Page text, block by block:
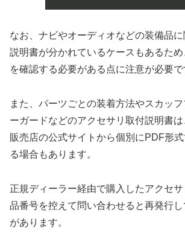
なお、ナビやオーディオなどの装備品
説明書が分かれているケースもあるた
を確認する必要がある点に注意が必要で
また、パーツごとの装着方法やスカッ
ーガードなどのアクセサリ取付説明書
販売店の公式サイトから個別にPDF形
る場合もあります。
正規ディーラー経由で購入したアクセ
品番号を控えて問い合わせると再発行
があります。